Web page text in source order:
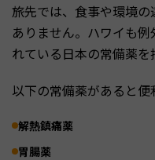
旅先では、食事や環境
ありません。ハワイも
れている日本の常備薬を
以下の常備薬があると便
解熱鎮痛薬
胃腸薬